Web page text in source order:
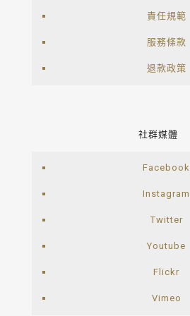
責任規範
服務條款
退款政策
社群媒體
Facebook
Instagram
Twitter
Youtube
Flickr
Vimeo